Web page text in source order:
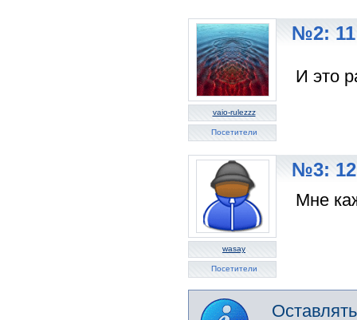
vaio-rulezzz
Посетители
№2: 11
И это
wasay
Посетители
№3: 12
Мне